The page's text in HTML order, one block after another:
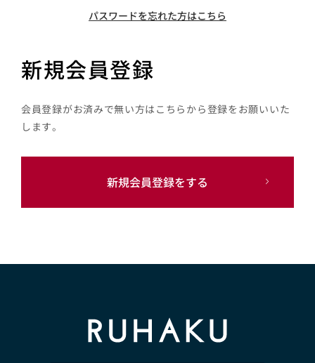
パスワードを忘れた方はこちら
新規会員登録
会員登録がお済みで無い方はこちらから登録をお願いいた
します。
新規会員登録をする